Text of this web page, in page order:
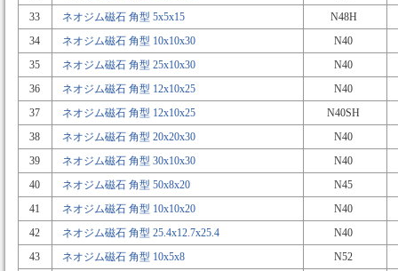
33
ネオジム磁石 角型 5x5x15
N48H
34
ネオジム磁石 角型 10x10x30
N40
35
ネオジム磁石 角型 25x10x30
N40
36
ネオジム磁石 角型 12x10x25
N40
37
ネオジム磁石 角型 12x10x25
N40SH
38
ネオジム磁石 角型 20x20x30
N40
39
ネオジム磁石 角型 30x10x30
N40
40
ネオジム磁石 角型 50x8x20
N45
41
ネオジム磁石 角型 10x10x20
N40
42
ネオジム磁石 角型 25.4x12.7x25.4
N40
43
ネオジム磁石 角型 10x5x8
N52